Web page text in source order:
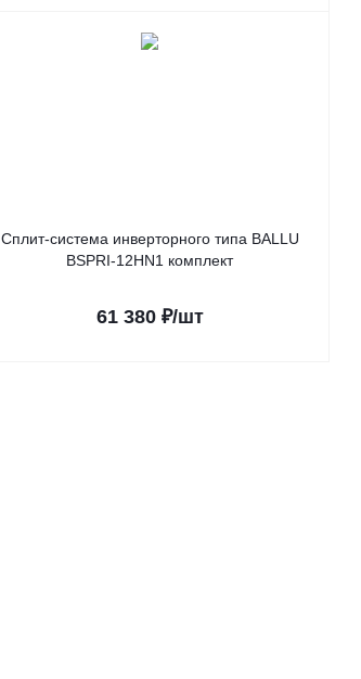
Сплит-система инверторного типа BALLU
BSPRI-12HN1 комплект
61 380₽/шт